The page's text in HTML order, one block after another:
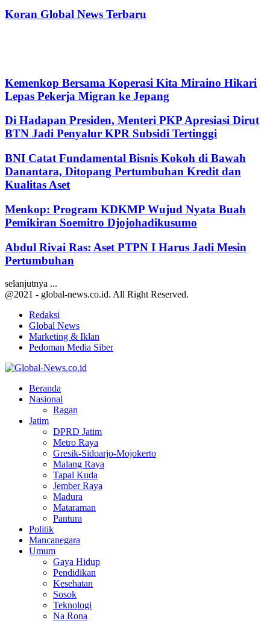
Koran Global News Terbaru
Kemenkop Bersama Koperasi Kita Miraino Hikari
Lepas Pekerja Migran ke Jepang
Di Hadapan Presiden, Menteri PKP Apresiasi Dirut
BTN Jadi Penyalur KPR Subsidi Tertinggi
BNI Catat Fundamental Bisnis Kokoh di Bawah
Danantara, Ditopang Pertumbuhan Kredit dan
Kualitas Aset
Menkop: Program KDKMP Wujud Nyata Buah
Pemikiran Soemitro Djojohadikusumo
Abdul Rivai Ras: Aset PTPN I Harus Jadi Mesin
Pertumbuhan
selanjutnya ...
@2021 - global-news.co.id. All Right Reserved.
Redaksi
Global News
Marketing & Iklan
Pedoman Media Siber
Beranda
Nasional
Ragan
Jatim
DPRD Jatim
Metro Raya
Gresik-Sidoarjo-Mojokerto
Malang Raya
Tapal Kuda
Jember Raya
Madura
Mataraman
Pantura
Politik
Mancanegara
Umum
Gaya Hidup
Pendidikan
Kesehatan
Sosok
Teknologi
Na Rona